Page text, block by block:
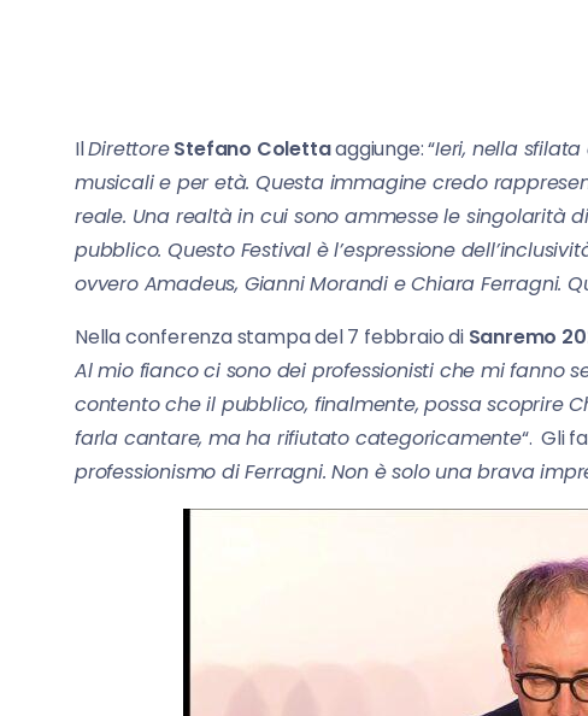
IlDirettoreStefano Colettaaggiunge: “Ieri, nella
musicali e per età. Questa immagine credo
reale. Una realtà in cui sono ammesse le singolarità
pubblico. Questo Festival è l’espressione
ovvero Amadeus, Gianni Morandi e Chiara Ferragni.
Nella conferenza stampa del 7 febbraio di Sanremo
Al mio fianco ci sono dei professionisti che mi fanno
contento che il pubblico, finalmente, possa scoprire
farla cantare, ma ha rifiutato categoricamente“. Gli
professionismo di Ferragni. Non è solo una brava